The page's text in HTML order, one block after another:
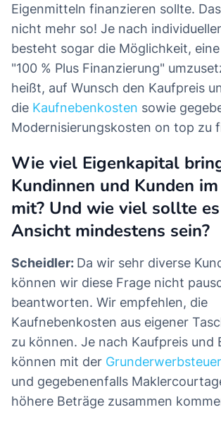
Eigenmitteln finanzieren sollte.
nicht mehr so! Je nach
besteht sogar die Möglichkeit,
"100 % Plus Finanzierung"
heißt, auf Wunsch den Kaufpreis
die Kaufnebenkosten sowie
Modernisierungskosten on top zu
Wie viel Eigenkapital
Kundinnen und Kunden
mit? Und wie viel sollte
Ansicht mindestens sein?
Scheidler: Da wir sehr diverse
können wir diese Frage nicht
beantworten. Wir empfehlen, die
Kaufnebenkosten aus eigener
zu können. Je nach Kaufpreis und
können mit der Grunderwerbsteuer
und gegebenenfalls
höhere Beträge zusammen